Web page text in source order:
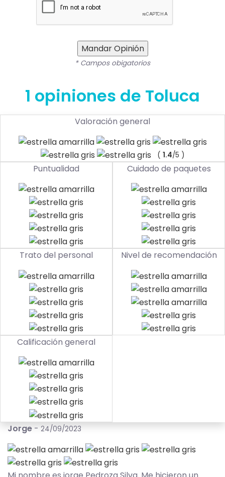
Mandar Opinión
* Campos obigatorios
1 opiniones de Toluca
Valoración general
( 1.4/5 )
Puntualidad Cuidado de paquetes
Trato del personal Nivel de recomendación
Calificación general
Jorge - 24/09/2023